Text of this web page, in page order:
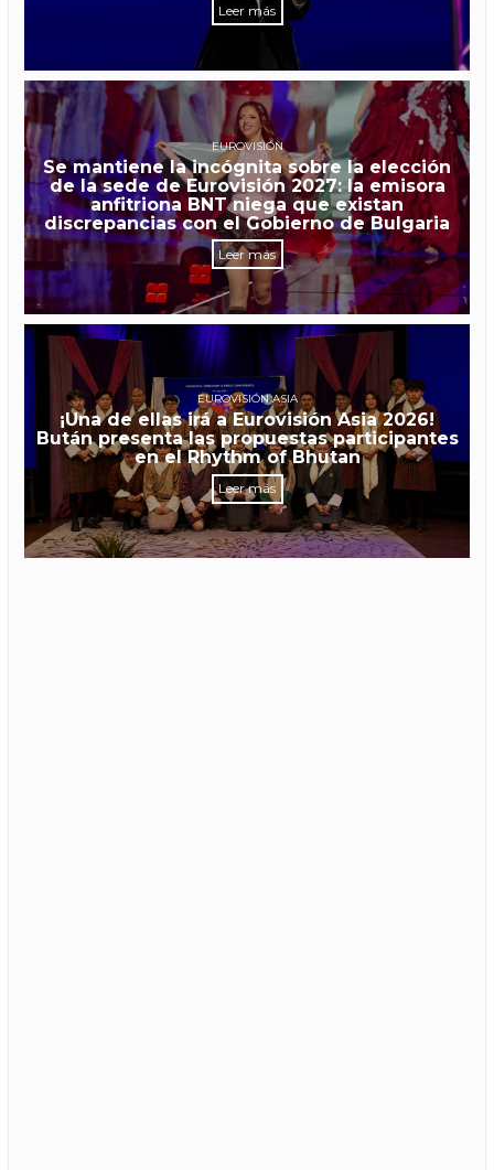
Leer más
EUROVISIÓN
Se mantiene la incógnita sobre la elección
de la sede de Eurovisión 2027: la emisora
anfitriona BNT niega que existan
discrepancias con el Gobierno de Bulgaria
Leer más
EUROVISIÓN ASIA
¡Una de ellas irá a Eurovisión Asia 2026!
Bután presenta las propuestas participantes
en el Rhythm of Bhutan
Leer más